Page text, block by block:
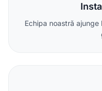
Echipa noastră